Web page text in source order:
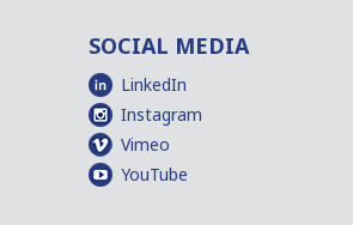
SOCIAL MEDIA
LinkedIn
Instagram
Vimeo
YouTube